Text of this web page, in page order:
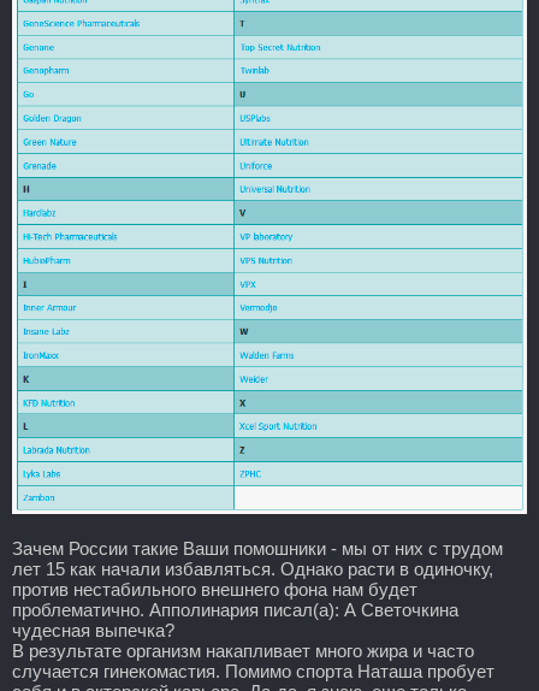
Зачем России такие Ваши помошники - мы от них с трудом
лет 15 как начали избавляться. Однако расти в одиночку,
против нестабильного внешнего фона нам будет
проблематично. Апполинария писал(а): А Светочкина
чудесная выпечка?
В результате организм накапливает много жира и часто
случается гинекомастия. Помимо спорта Наташа пробует